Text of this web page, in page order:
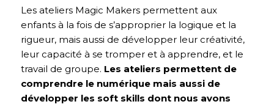
Les ateliers Magic Makers permettent aux
enfants à la fois de s’approprier la logique et la
rigueur, mais aussi de développer leur créativité,
leur capacité à se tromper et à apprendre, et le
travail de groupe. Les ateliers permettent de
comprendre le numérique mais aussi de
développer les soft skills dont nous avons